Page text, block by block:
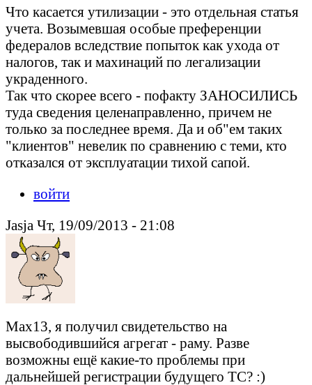
Что касается утилизации - это отдельная статья
учета. Возымевшая особые преференции
федералов вследствие попыток как ухода от
налогов, так и махинаций по легализации
украденного.
Так что скорее всего - пофакту ЗАНОСИЛИСЬ
туда сведения целенаправленно, причем не
только за последнее время. Да и об"ем таких
"клиентов" невелик по сравнению с теми, кто
отказался от эксплуатации тихой сапой.
войти
Jasja Чт, 19/09/2013 - 21:08
Max13, я получил свидетельство на
высвободившийся агрегат - раму. Разве
возможны ещё какие-то проблемы при
дальнейшей регистрации будущего ТС? :)